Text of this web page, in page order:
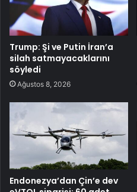
Trump: Şi ve Putin İran’a
silah satmayacaklarını
söyledi
Ağustos 8, 2026
Endonezya’dan Çin’e dev